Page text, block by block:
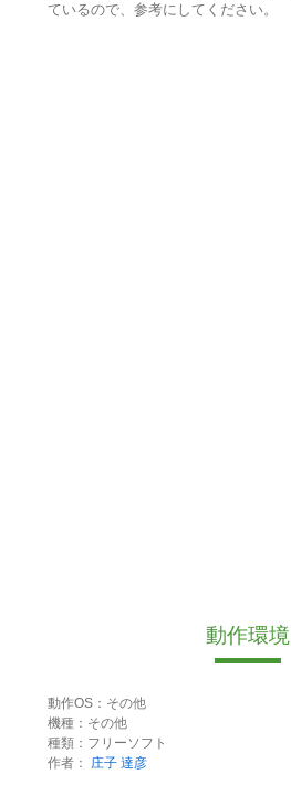
ているので、参考にしてください。
動作環境
動作OS：その他
機種：その他
種類：フリーソフト
作者：
庄子 達彦